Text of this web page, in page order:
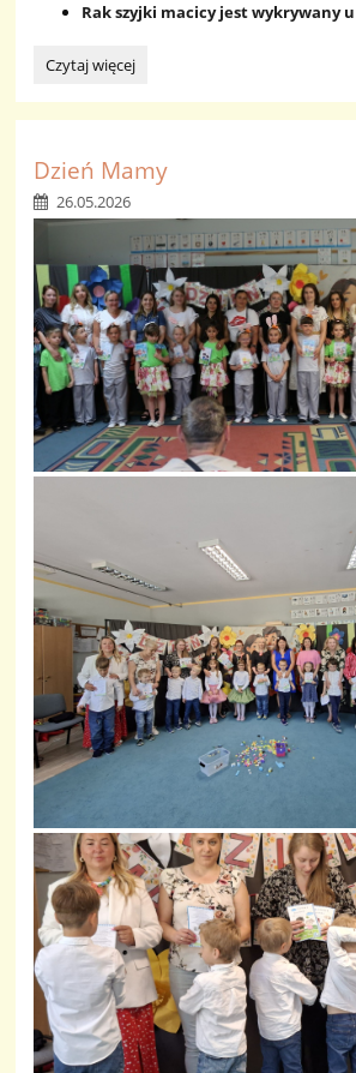
Rak szyjki macicy jest wykrywany u
Laurka
Mamy:
Czytaj więcej
Dzień Mamy
26.05.2026